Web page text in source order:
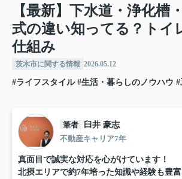
【最新】下水道・浄化槽
式の違い知ってる？トイ
仕組み
茨木市に関する情報 2026.05.12
#ライフスタイル #生活・暮らしのノウハウ #
筆者
臼井 豪志
不動産キャリア7年
真面目で誠実な対応を心がけています！
北摂エリアで約7年培った知識や経験も豊